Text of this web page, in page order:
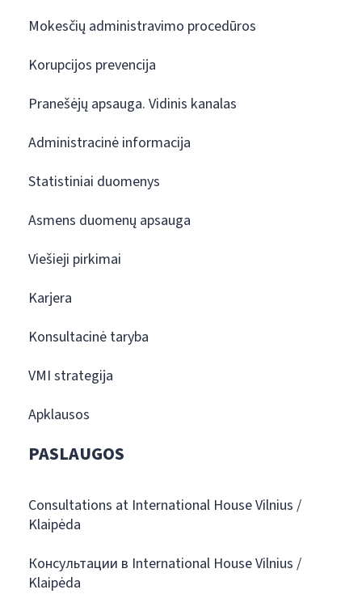
Mokesčių administravimo procedūros
Korupcijos prevencija
Pranešėjų apsauga. Vidinis kanalas
Administracinė informacija
Statistiniai duomenys
Asmens duomenų apsauga
Viešieji pirkimai
Karjera
Konsultacinė taryba
VMI strategija
Apklausos
PASLAUGOS
Consultations at International House Vilnius /
Klaipėda
Консультации в International House Vilnius /
Klaipėda